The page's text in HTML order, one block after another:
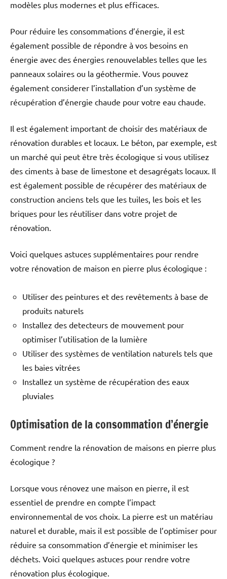
modèles plus modernes et plus efficaces.
Pour réduire les consommations d’énergie, il est
également possible de répondre à vos besoins en
énergie avec des énergies renouvelables telles que les
panneaux solaires ou la géothermie. Vous pouvez
également considerer l’installation d’un système de
récupération d’énergie chaude pour votre eau chaude.
Il est également important de choisir des matériaux de
rénovation durables et locaux. Le béton, par exemple, est
un marché qui peut être très écologique si vous utilisez
des ciments à base de limestone et desagrégats locaux. Il
est également possible de récupérer des matériaux de
construction anciens tels que les tuiles, les bois et les
briques pour les réutiliser dans votre projet de
rénovation.
Voici quelques astuces supplémentaires pour rendre
votre rénovation de maison en pierre plus écologique :
Utiliser des peintures et des revêtements à base de
produits naturels
Installez des detecteurs de mouvement pour
optimiser l’utilisation de la lumière
Utiliser des systèmes de ventilation naturels tels que
les baies vitrées
Installez un système de récupération des eaux
pluviales
Optimisation de la consommation d’énergie
Comment rendre la rénovation de maisons en pierre plus
écologique ?
Lorsque vous rénovez une maison en pierre, il est
essentiel de prendre en compte l’impact
environnemental de vos choix. La pierre est un matériau
naturel et durable, mais il est possible de l’optimiser pour
réduire sa consommation d’énergie et minimiser les
déchets. Voici quelques astuces pour rendre votre
rénovation plus écologique.